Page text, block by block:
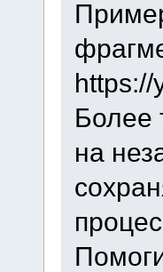
https://
Более
на